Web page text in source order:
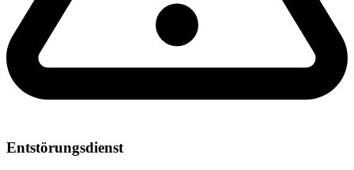
Entstörungsdienst